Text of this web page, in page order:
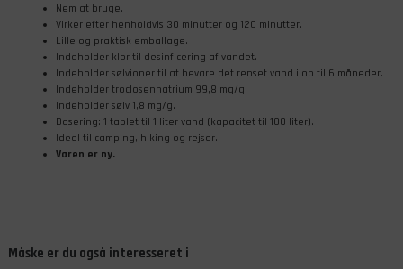
Nem at bruge.
Virker efter henholdvis 30 minutter og 120 minutter.
Lille og praktisk emballage.
Indeholder klor til desinficering af vandet.
Indeholder sølvioner til at bevare det renset vand i op til 6 måneder.
Indeholder troclosennatrium 99,8 mg/g.
Indeholder sølv 1,8 mg/g.
Dosering: 1 tablet til 1 liter vand (kapacitet til 100 liter).
Ideel til camping, hiking og rejser.
Varen er ny.
Måske er du også interesseret i